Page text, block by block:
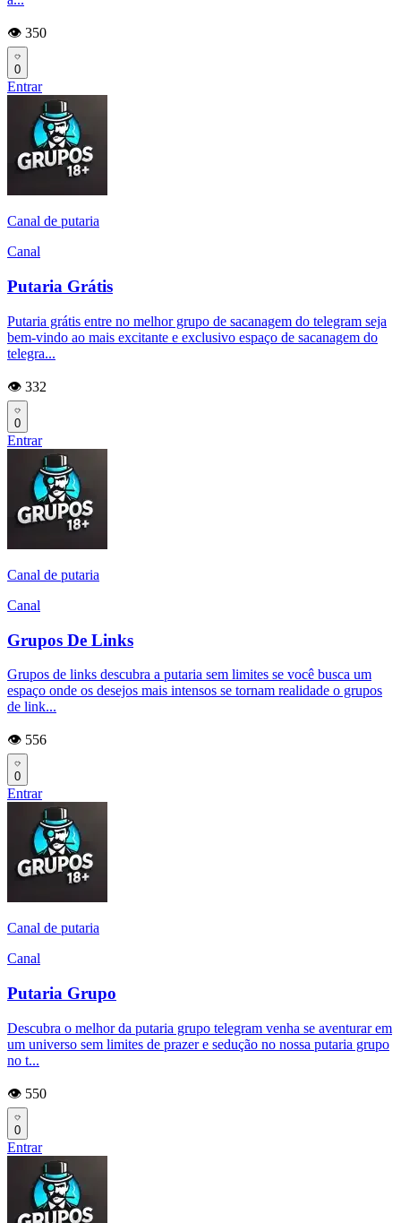
👁️ 350
0
Entrar
Canal de putaria
Canal
Putaria Grátis
Putaria grátis entre no melhor grupo de sacanagem do telegram seja
bem-vindo ao mais excitante e exclusivo espaço de sacanagem do
telegra...
👁️ 332
0
Entrar
Canal de putaria
Canal
Grupos De Links
Grupos de links descubra a putaria sem limites se você busca um
espaço onde os desejos mais intensos se tornam realidade o grupos
de link...
👁️ 556
0
Entrar
Canal de putaria
Canal
Putaria Grupo
Descubra o melhor da putaria grupo telegram venha se aventurar em
um universo sem limites de prazer e sedução no nossa putaria grupo
no t...
👁️ 550
0
Entrar